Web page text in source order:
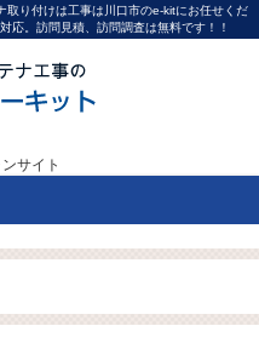
り付けは工事は川口市のe-kitにお任せくだ
応。訪問見積、訪問調査は無料です！！
サイト